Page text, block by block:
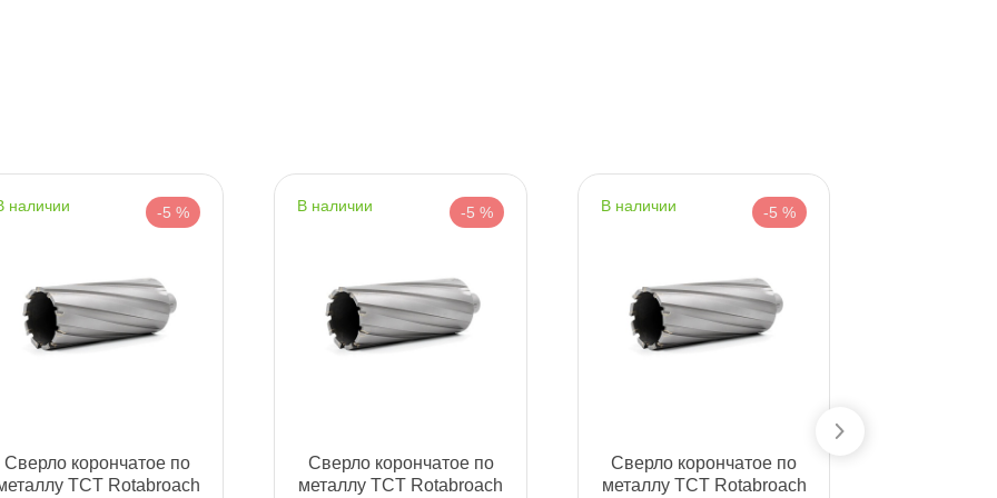
-5 %
Сверло корончатое по
TCT Rotabroach
наличии -5 %
Сверло корончатое по
металлу TCT Rotabroach
наличии -5 %
Сверло корончатое по
металлу TCT Rotabroach